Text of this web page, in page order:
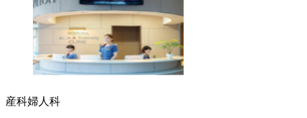
産科婦人科